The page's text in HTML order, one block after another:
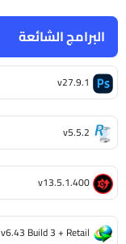
البرامج الشائعة
v27.9.1
v5.5.2
v13.5.1.400
v6.43 Build 3 + Retail